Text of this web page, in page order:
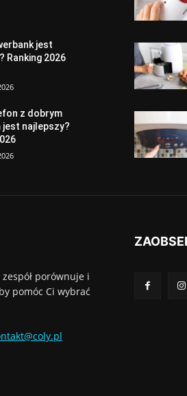
jest
Ranking 2026
z dobrym
jest najlepszy?
porównuje i
pomóc Ci wybrać